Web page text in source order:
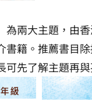
為兩大主題，由
籍。推薦書目
先了解主題再